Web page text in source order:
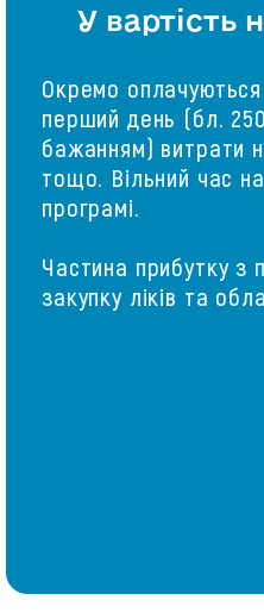
У вартість
Окремо
перший день (бл.
бажанням) витрати
тощо. Вільний час
програмі.
Частина прибутку з
закупку ліків та